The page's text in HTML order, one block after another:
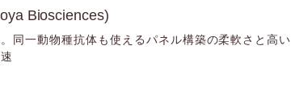
Biosciences)
同一動物種抗体も使えるパネル構築の柔軟さと高い